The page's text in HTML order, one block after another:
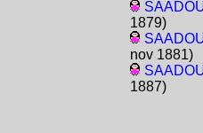
1879)
nov 1881)
1887)